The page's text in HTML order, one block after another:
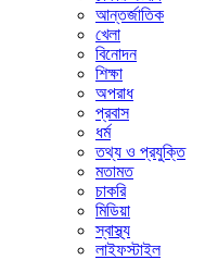
আন্তর্জাতিক
খেলা
বিনোদন
শিক্ষা
অপরাধ
প্রবাস
ধর্ম
তথ্য ও প্রযুক্তি
মতামত
চাকরি
মিডিয়া
স্বাস্থ্য
লাইফস্টাইল